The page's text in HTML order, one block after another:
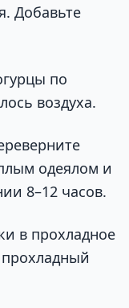
Добавьте
по
воздуха.
одеялом и
8–12 часов.
в прохладное